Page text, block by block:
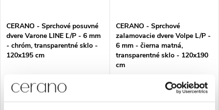
CERANO - Sprchové posuvné
dvere Varone LINE Ľ/P - 6 mm
- chróm, transparentné sklo -
120x195 cm
€230,44
Skladom
CERANO - Sprchové
zalamovacie dvere Volpe L/P -
6 mm - čierna matná,
transparentné sklo - 120x190
cm